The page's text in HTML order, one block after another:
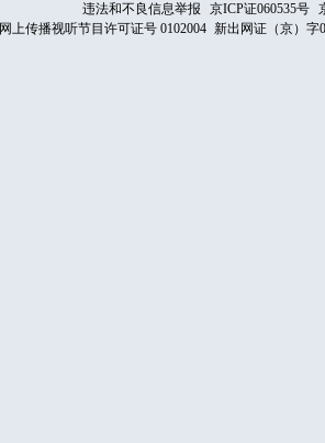
违法和不良信息举报
京ICP证060535号
网上传播视听节目许可证号 0102004 新出网证（京）